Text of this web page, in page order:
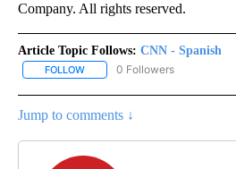
Company. All rights reserved.
Article Topic Follows: CNN - Spanish
FOLLOW FOLLOW "CNN - SPANISH" TO
0 Followers
Jump to comments ↓